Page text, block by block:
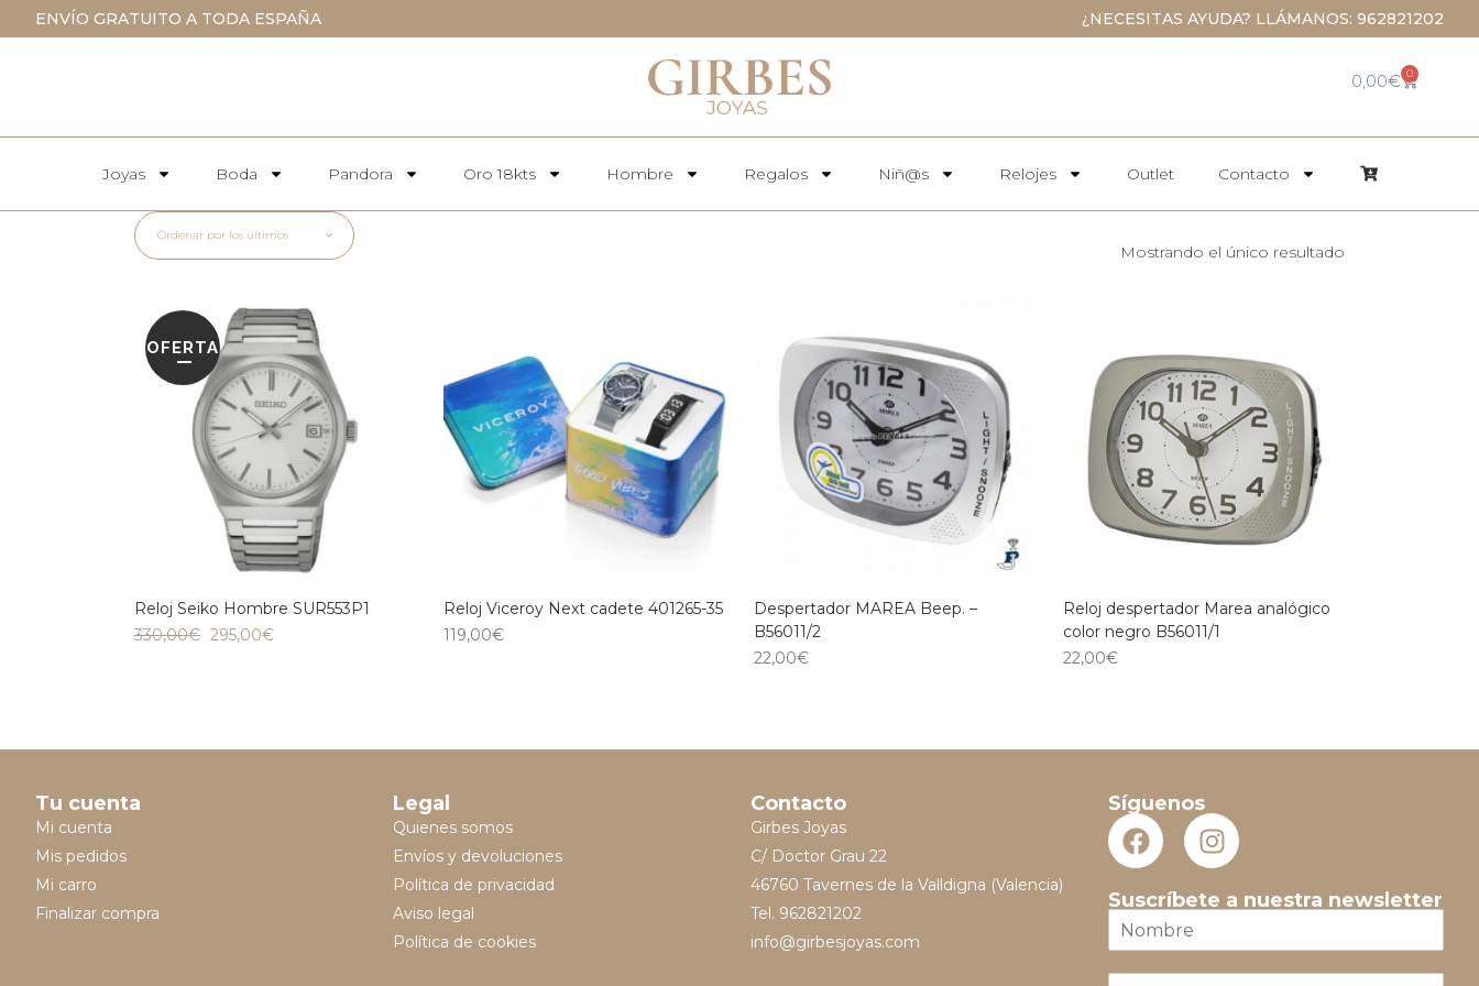
ENVÍO GRATUITO A TODA ESPAÑA ¿NECESITAS AYUDA? LLÁMANOS: 962821202
0,00€ 0
Joyas Boda Pandora Oro 18kts Hombre Regalos Niñ@s Relojes Outlet Contacto
Mostrando el único resultado
Ordenar por los últimos
OFERTA
Reloj Seiko Hombre SUR553P1
330,00€ 295,00€
Reloj Viceroy Next cadete 401265-35
119,00€
Despertador MAREA Beep. –
B56011/2
22,00€
Reloj despertador Marea analógico
color negro B56011/1
22,00€
Tu cuenta
Mi cuenta
Mis pedidos
Mi carro
Finalizar compra
Legal
Quienes somos
Envíos y devoluciones
Política de privacidad
Aviso legal
Política de cookies
Contacto
Girbes Joyas
C/ Doctor Grau 22
46760 Tavernes de la Valldigna (Valencia)
Tel. 962821202
info@girbesjoyas.com
Síguenos
Suscríbete a nuestra newsletter